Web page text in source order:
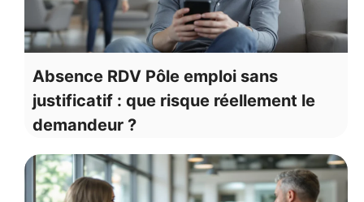
Absence RDV Pôle emploi sans
justificatif : que risque réellement le
demandeur ?